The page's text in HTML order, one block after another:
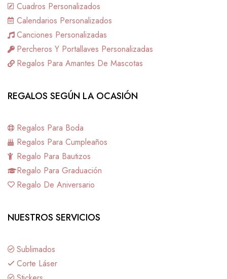
Cuadros Personalizados
Calendarios Personalizados
Canciones Personalizadas
Percheros Y Portallaves Personalizadas
Regalos Para Amantes De Mascotas
REGALOS SEGÚN LA OCASIÓN
Regalos Para Boda
Regalos Para Cumpleaños
Regalo Para Bautizos
Regalo Para Graduación
Regalo De Aniversario
NUESTROS SERVICIOS
Sublimados
Corte Láser